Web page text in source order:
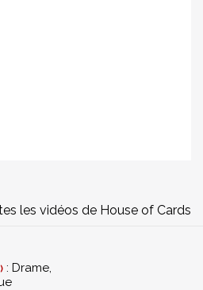
les vidéos de House of Cards
: Drame,